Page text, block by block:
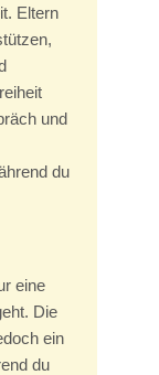
Eltern
und
du
eine
Die
ein
du